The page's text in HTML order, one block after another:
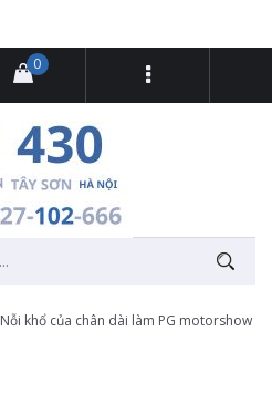
0
Nỗi khổ của chân dài làm PG motorshow